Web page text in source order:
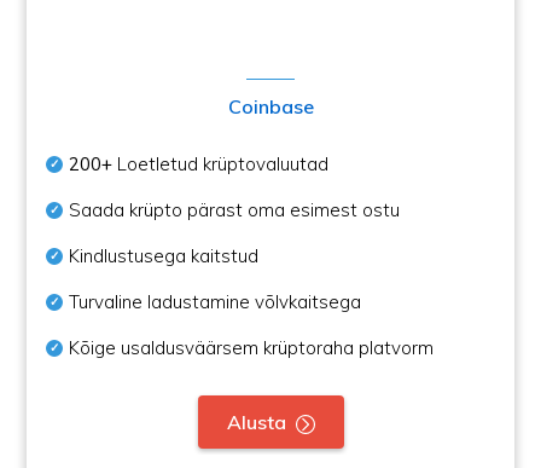
Coinbase
200+ Loetletud krüptovaluutad
Saada krüpto pärast oma esimest ostu
Kindlustusega kaitstud
Turvaline ladustamine võlvkaitsega
Kõige usaldusväärsem krüptoraha platvorm
Alusta